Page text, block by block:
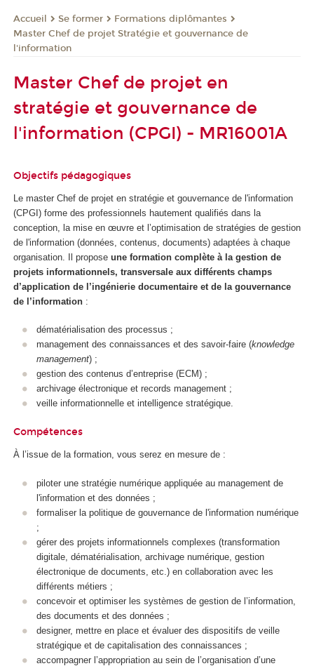
Accueil Se former
Formations diplômantes
Master Chef de projet Stratégie et gouvernance de
l'information
Master Chef de projet en
stratégie et gouvernance de
l'information (CPGI) - MR16001A
Objectifs pédagogiques
Le master Chef de projet en stratégie et gouvernance de l'information
(CPGI) forme des professionnels hautement qualifiés dans la
conception, la mise en œuvre et l’optimisation de stratégies de gestion
de l'information (données, contenus, documents) adaptées à chaque
organisation. Il propose une formation complète à la gestion de
projets informationnels, transversale aux différents champs
d’application de l’ingénierie documentaire et de la gouvernance
de l’information :
dématérialisation des processus ;
management des connaissances et des savoir-faire (knowledge
management) ;
gestion des contenus d’entreprise (ECM) ;
archivage électronique et records management ;
veille informationnelle et intelligence stratégique.
Compétences
À l’issue de la formation, vous serez en mesure de :
piloter une stratégie numérique appliquée au management de
l'information et des données ;
formaliser la politique de gouvernance de l'information numérique
;
gérer des projets informationnels complexes (transformation
digitale, dématérialisation, archivage numérique, gestion
électronique de documents, etc.) en collaboration avec les
différents métiers ;
concevoir et optimiser les systèmes de gestion de l’information,
des documents et des données ;
designer, mettre en place et évaluer des dispositifs de veille
stratégique et de capitalisation des connaissances ;
accompagner l’appropriation au sein de l’organisation d’une